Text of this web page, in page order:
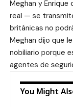
Meghan y
real — se
británicas no
Meghan dijo que
nobiliario porque
agentes de
You Might